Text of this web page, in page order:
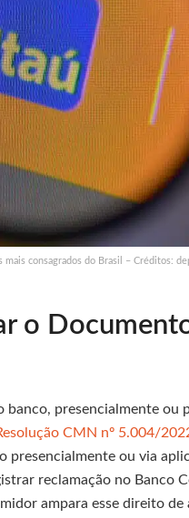
mais consagrados do Brasil – Créditos:
o
presencialmente ou
CMN nº 5.004/
presencialmente ou via
reclamação no Banco
ampara esse direito